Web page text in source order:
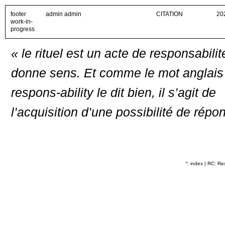
footer
work-in-
progress
admin admin CITATION
« le rituel est un acte de
donne sens. Et comme le mot anglais
respons-ability le dit bien, il s’agit de
l’acquisition d’une possibilité de
˟: index| RC: